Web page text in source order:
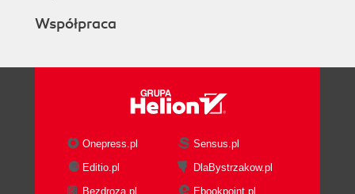
Współpraca
Onepress.pl
Sensus.pl
Editio.pl
DlaBystrzakow.pl
Bezdroza.pl
Ebookpoint.pl